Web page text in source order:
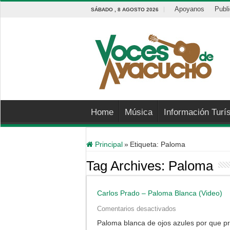
SÁBADO , 8 AGOSTO 2026 Apoyanos
Home Música Información
Principal» Etiqueta: Paloma
Tag Archives: Paloma
Carlos Prado – Paloma Blanca (Video)
Comentarios desactivados
Prado
Paloma blanca de ojos azules por que